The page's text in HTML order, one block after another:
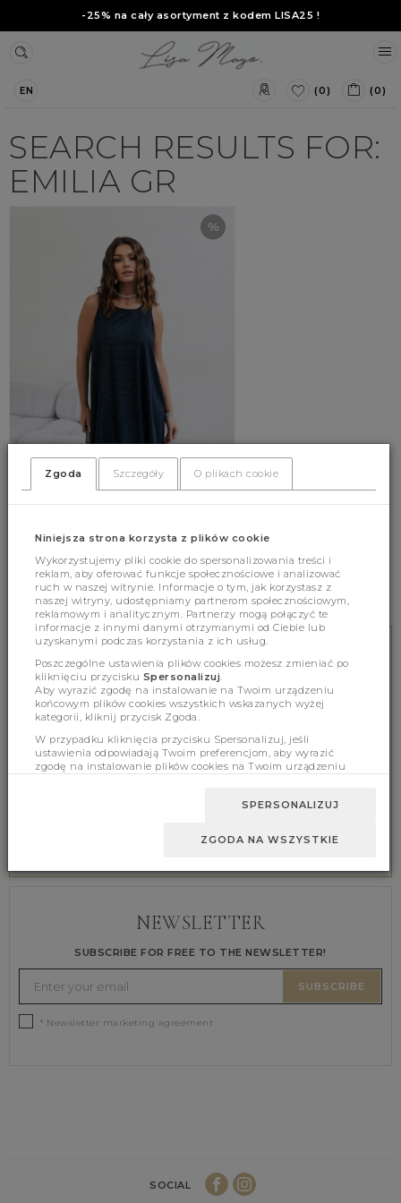
-25% na cały asortyment z kodem LISA25 !
EN (0) (0)
SEARCH RESULTS FOR:
EMILIA GR
129.00 zł
M L
FREE DELIVERY
Purchases above 300 PLN
ONLINE HELP
We support online 8.00-16.00
tel. 578 552 642
NEWSLETTER
SUBSCRIBE FOR FREE TO THE NEWSLETTER!
SUBSCRIBE
* Newsletter marketing agreement
SOCIAL
Zgoda Szczegóły O plikach cookie
Niniejsza strona korzysta z plików cookie
Wykorzystujemy pliki cookie do spersonalizowania treści i
reklam, aby oferować funkcje społecznościowe i analizować
ruch w naszej witrynie. Informacje o tym, jak korzystasz z
naszej witryny, udostępniamy partnerom społecznościowym,
reklamowym i analitycznym. Partnerzy mogą połączyć te
informacje z innymi danymi otrzymanymi od Ciebie lub
uzyskanymi podczas korzystania z ich usług.
Poszczególne ustawienia plików cookies możesz zmieniać po
kliknięciu przycisku Spersonalizuj
Aby wyrazić zgodę na instalowanie na Twoim urządzeniu
końcowym plików cookies wszystkich wskazanych wyżej
kategorii, kliknij przycisk Zgoda.
W przypadku kliknięcia przycisku Spersonalizuj, jeśli
ustawienia odpowiadają Twoim preferencjom, aby wyrazić
zgodę na instalowanie plików cookies na Twoim urządzeniu
SPERSONALIZUJ
ZGODA NA WSZYSTKIE